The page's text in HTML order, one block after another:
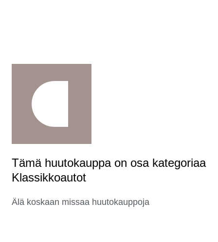
Tämä huutokauppa on osa kategoriaa
Klassikkoautot
Älä koskaan missaa huutokauppoja